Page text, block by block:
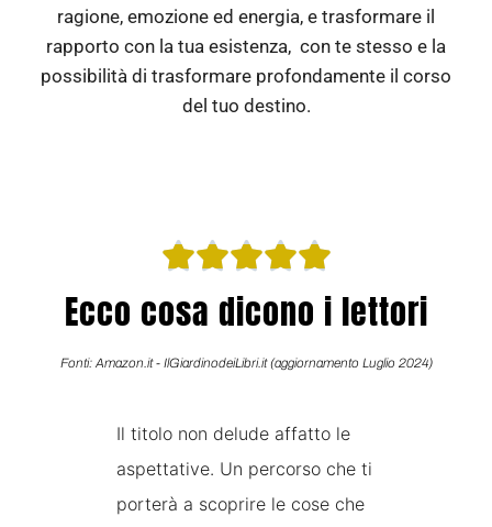
ragione, emozione ed energia, e trasformare il
rapporto con la tua esistenza, con te stesso e la
possibilità di trasformare profondamente il corso
del tuo destino.

su
5
Ecco cosa dicono i lettori
Fonti: Amazon.it - IlGiardinodeiLibri.it (aggiornamento Luglio 2024)
Il titolo non delude affatto le
aspettative. Un percorso che ti
porterà a scoprire le cose che